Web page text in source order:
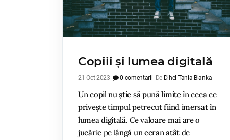
Copiii și lumea digitală
21 Oct 2023 0 comentarii De Dihel Tania Blanka
Un copil nu știe să pună limite în ceea ce
privește timpul petrecut fiind imersat în
lumea digitală. Ce valoare mai are o
jucărie pe lângă un ecran atât de